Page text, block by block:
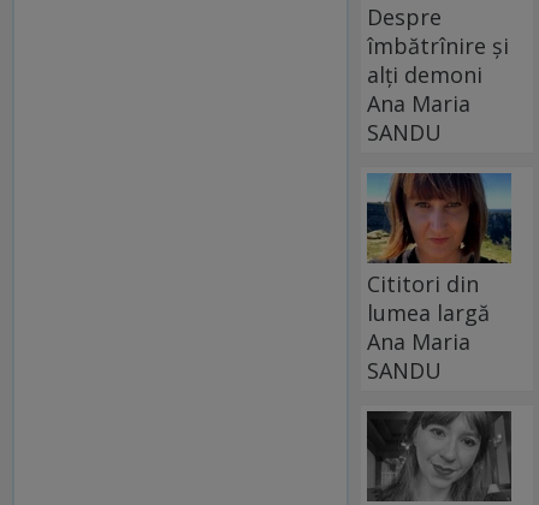
Despre
îmbătrînire și
alți demoni
Ana Maria
SANDU
Cititori din
lumea largă
Ana Maria
SANDU